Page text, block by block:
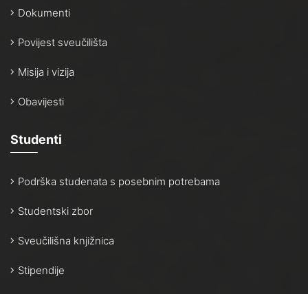
Dokumenti
Povijest sveučilišta
Misija i vizija
Obavijesti
Studenti
Podrška studenata s posebnim potrebama
Studentski zbor
Sveučilišna knjižnica
Stipendije